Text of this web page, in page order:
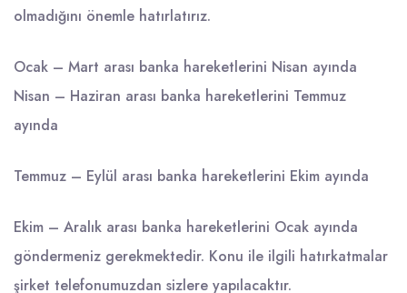
olmadığını önemle hatırlatırız.
Ocak – Mart arası banka hareketlerini Nisan ayında
Nisan – Haziran arası banka hareketlerini Temmuz
ayında
Temmuz – Eylül arası banka hareketlerini Ekim ayında
Ekim – Aralık arası banka hareketlerini Ocak ayında
göndermeniz gerekmektedir. Konu ile ilgili hatırkatmalar
şirket telefonumuzdan sizlere yapılacaktır.